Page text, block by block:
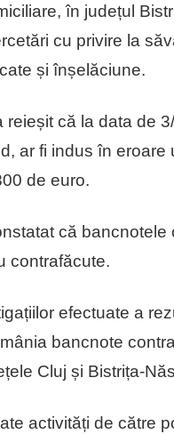
în județul
cu privire la
și înșelăciune.
reieșit că la data de
ar fi indus în
de euro.
că
contrafăcute.
efectuate a
bancnote
Cluj și Bistrița-
activități de către